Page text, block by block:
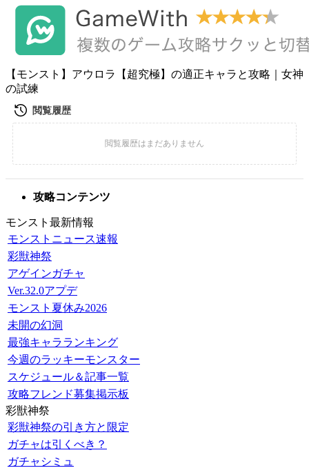
【モンスト】アウロラ【超究極】の適正キャラと攻略｜女神
の試練
攻略コンテンツ
モンスト最新情報
モンストニュース速報
彩獣神祭
アゲインガチャ
Ver.32.0アプデ
モンスト夏休み2026
未開の幻洞
最強キャラランキング
今週のラッキーモンスター
スケジュール＆記事一覧
攻略フレンド募集掲示板
彩獣神祭
彩獣神祭の引き方と限定
ガチャは引くべき？
ガチャシミュ